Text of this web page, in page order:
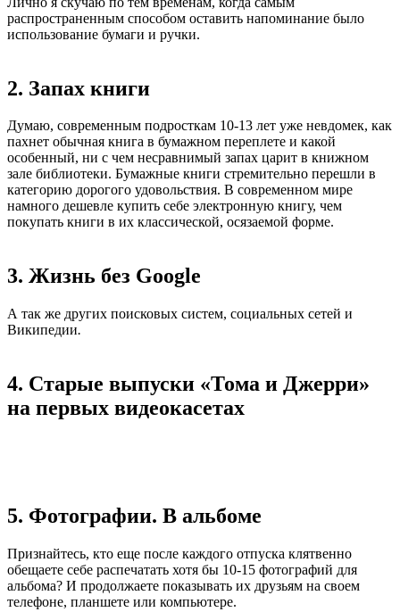
распространенным способом оставить напоминание было
использование бумаги и ручки.
2. Запах книги
Думаю, современным подросткам 10-13 лет уже невдомек, как
пахнет обычная книга в бумажном переплете и какой
особенный, ни с чем несравнимый запах царит в книжном
зале библиотеки. Бумажные книги стремительно перешли в
категорию дорогого удовольствия. В современном мире
намного дешевле купить себе электронную книгу, чем
покупать книги в их классической, осязаемой форме.
3. Жизнь без Google
А так же других поисковых систем, социальных сетей и
Википедии.
4. Старые выпуски «Тома и Джерри»
на первых видеокасетах
5. Фотографии. В альбоме
Признайтесь, кто еще после каждого отпуска клятвенно
обещаете себе распечатать хотя бы 10-15 фотографий для
альбома? И продолжаете показывать их друзьям на своем
телефоне, планшете или компьютере.